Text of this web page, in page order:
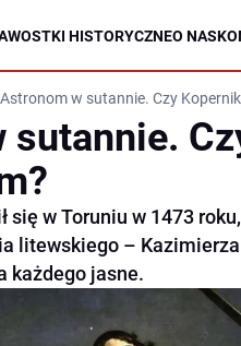
HISTORYCZNEO NAS
Astronom w sutannie. Czy Kopernik
sutannie.
się w Toruniu w 1473
litewskiego –
każdego jasne.